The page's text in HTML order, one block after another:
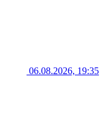
06.08.2026, 19:35